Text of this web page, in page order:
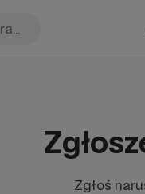
Zgłoś